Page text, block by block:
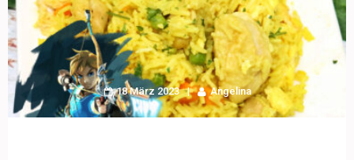
18 März 2023 Angelina